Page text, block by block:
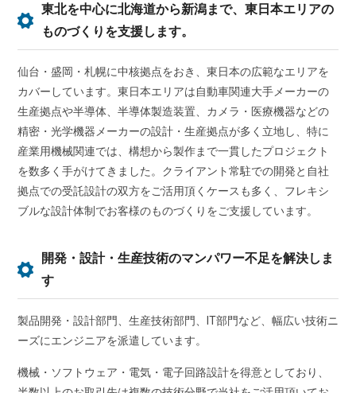
東北を中心に北海道から新潟まで、東日本エリアの
ものづくりを支援します。
仙台・盛岡・札幌に中核拠点をおき、東日本の広範なエリアを
カバーしています。東日本エリアは自動車関連大手メーカーの
生産拠点や半導体、半導体製造装置、カメラ・医療機器などの
精密・光学機器メーカーの設計・生産拠点が多く立地し、特に
産業用機械関連では、構想から製作まで一貫したプロジェクト
を数多く手がけてきました。クライアント常駐での開発と自社
拠点での受託設計の双方をご活用頂くケースも多く、フレキシ
ブルな設計体制でお客様のものづくりをご支援しています。
開発・設計・生産技術のマンパワー不足を解決しま
す
製品開発・設計部門、生産技術部門、IT部門など、幅広い技術ニ
ーズにエンジニアを派遣しています。
機械・ソフトウェア・電気・電子回路設計を得意としており、